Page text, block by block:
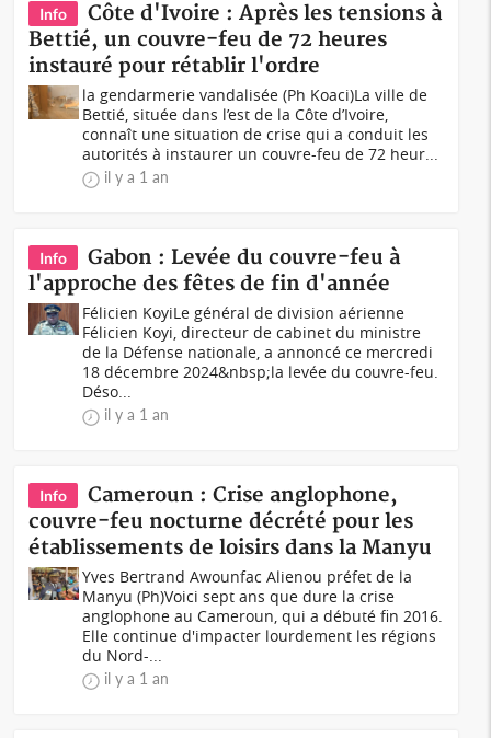
Info
Côte d'Ivoire : Après les tensions à
Bettié, un couvre-feu de 72 heures
instauré pour rétablir l'ordre
la gendarmerie vandalisée (Ph Koaci)La ville de
Bettié, située dans l’est de la Côte d’Ivoire,
connaît une situation de crise qui a conduit les
autorités à instaurer un couvre-feu de 72 heur...
il y a 1 an
Info
Gabon : Levée du couvre-feu à
l'approche des fêtes de fin d'année
Félicien KoyiLe général de division aérienne
Félicien Koyi, directeur de cabinet du ministre
de la Défense nationale, a annoncé ce mercredi
18 décembre 2024&nbsp;la levée du couvre-feu.
Déso...
il y a 1 an
Info
Cameroun : Crise anglophone,
couvre-feu nocturne décrété pour les
établissements de loisirs dans la Manyu
Yves Bertrand Awounfac Alienou préfet de la
Manyu (Ph)Voici sept ans que dure la crise
anglophone au Cameroun, qui a débuté fin 2016.
Elle continue d'impacter lourdement les régions
du Nord-...
il y a 1 an